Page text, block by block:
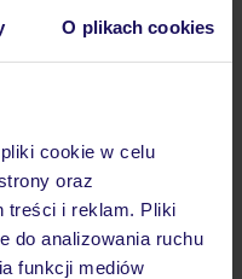
O plikach cookies
cookie w celu
oraz
treści i reklam. Pliki
do analizowania ruchu
funkcji mediów
»
TUI?